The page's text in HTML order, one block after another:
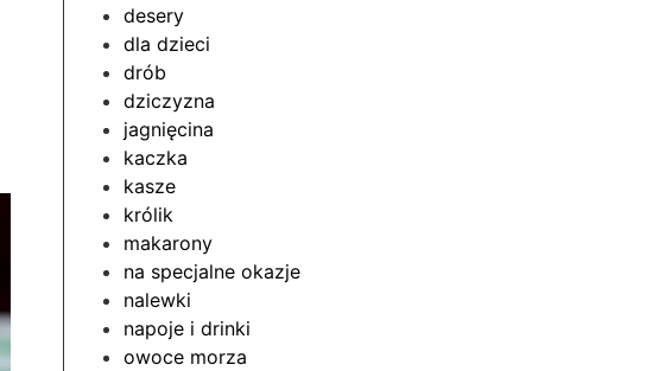
desery
dla dzieci
drób
dziczyzna
jagnięcina
kaczka
kasze
królik
makarony
na specjalne okazje
nalewki
napoje i drinki
owoce morza